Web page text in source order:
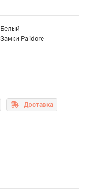
Белый
Замки Palidore
Доставка